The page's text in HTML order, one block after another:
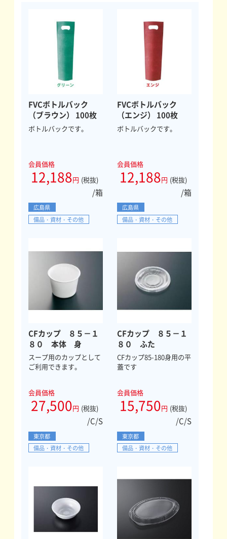
FVCボトルバック
（ブラウン） 100枚
ボトルバックです。
会員価格
12,188円 (税抜)
/箱
広島県
備品・資材・その他
FVCボトルバック
（エンジ） 100枚
ボトルバックです。
会員価格
12,188円 (税抜)
/箱
広島県
備品・資材・その他
CFカップ ８５－１
８０ 本体 身
スープ用のカップとして
ご利用できます。
会員価格
27,500円 (税抜)
/C/S
東京都
備品・資材・その他
CFカップ ８５－１
８０ ふた
CFカップ85-180身用の平
蓋です
会員価格
15,750円 (税抜)
/C/S
東京都
備品・資材・その他